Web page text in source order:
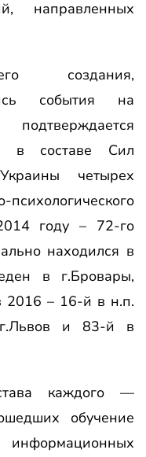
направленных
создания,
события на
в составе Сил
четырех
году – 72-го
находился в
в г.Бровары,
2016 – 16-й в н.п.
и 83-й в
каждого —
обучение